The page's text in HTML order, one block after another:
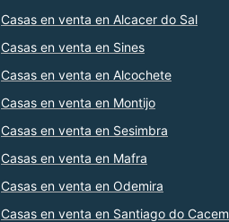
Casas en venta en Alcacer do Sal
Casas en venta en Sines
Casas en venta en Alcochete
Casas en venta en Montijo
Casas en venta en Sesimbra
Casas en venta en Mafra
Casas en venta en Odemira
Casas en venta en Santiago do Cacem